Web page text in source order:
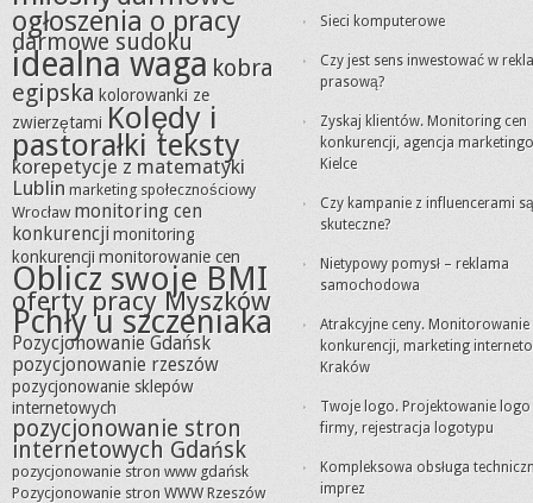
ogłoszenia o pracy
darmowe sudoku
idealna waga kobra
egipska kolorowanki ze
zwierzętami Kolędy i
pastorałki teksty
korepetycje z matematyki
Lublin marketing społecznościowy
Wrocław monitoring cen
konkurencjimonitoring
konkurencjimonitorowanie cen
Oblicz swoje BMI
oferty pracy Myszków
Pchły u szczeniaka
Pozycjonowanie Gdańsk
pozycjonowanie rzeszów
pozycjonowanie sklepów
internetowych
pozycjonowanie stron
internetowych Gdańsk
pozycjonowanie stron www gdańsk
Pozycjonowanie stron WWW Rzeszów
Sieci komputerowe
Czy jest sens inwestować w
prasową?
Zyskaj klientów. Monitoring cen
konkurencji, agencja
Kielce
Czy kampanie z influencerami są
skuteczne?
Nietypowy pomysł – reklama
samochodowa
Atrakcyjne ceny. Monitorowanie
konkurencji, marketing
Kraków
Twoje logo. Projektowanie logo
firmy, rejestracja logotypu
Kompleksowa obsługa
imprez